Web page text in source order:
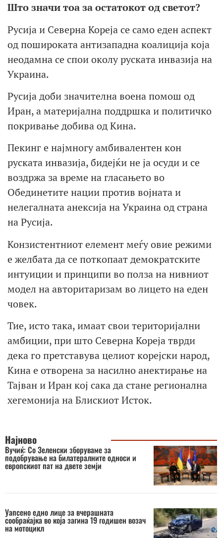
Што значи тоа за остатокот од светот?
Русија и Северна Кореја се само еден аспект
од пошироката антизападна коалиција која
неодамна се спои околу руската инвазија на
Украина.
Русија доби значителна воена помош од
Иран, а материјална поддршка и политичко
покривање добива од Кина.
Пекинг е најмногу амбивалентен кон
руската инвазија, бидејќи не ја осуди и се
воздржа за време на гласањето во
Обединетите нации против војната и
нелегалната анексија на Украина од страна
на Русија.
Конзистентниот елемент меѓу овие режими
е желбата да се поткопаат демократските
интуиции и принципи во полза на нивниот
модел на авторитаризам во лицето на еден
човек.
Тие, исто така, имаат свои територијални
амбиции, при што Северна Кореја тврди
дека го претставува целиот корејски народ,
Кина е отворена за насилно анектирање на
Тајван и Иран кој сака да стане регионална
хегемонија на Блискиот Исток.
Најново
Вучиќ: Со Зеленски зборуваме за
подобрување на билатералните односи и
европскиот пат на двете земји
Уапсено едно лице за вчерашната
сообраќајка во која загина 19 годишен возач
на мотоцикл